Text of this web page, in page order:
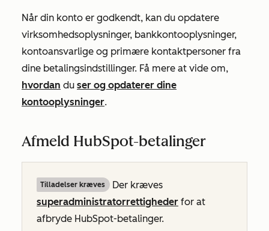
Når din konto er godkendt, kan du opdatere
virksomhedsoplysninger, bankkontooplysninger,
kontoansvarlige og primære kontaktpersoner fra
dine betalingsindstillinger. Få mere at vide om,
hvordan du ser og opdaterer dine
kontooplysninger.
Afmeld HubSpot-betalinger
Tilladelser kræves
Der kræves
superadministratorrettigheder for at
afbryde HubSpot-betalinger.